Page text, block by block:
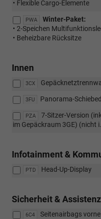
• Flexible Cargo-Elemente
PWA
Winter-Paket:
• 2-Speichen
• Beheizbare Rücksitze
Innen
3CX
3FU Panorama-
PZA
7-Sitzer-Version
im Gepäckraum 3GE) (nicht
Infotainment &
PTD Head-Up-Display
Sicherheit & Assistenz
6C4 Seitenairbags